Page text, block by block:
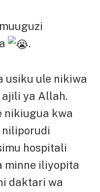
.
usiku ule nikiwa
ya Allah.
nikiugua kwa
niliporudi
hospitali
minne iliyopita
daktari wa